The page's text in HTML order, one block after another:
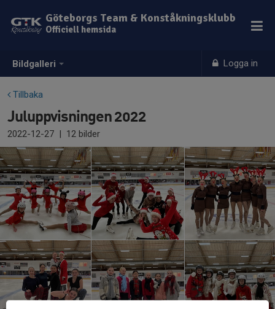
Bildgalleri Logga in
Göteborgs Team & Konståkningsklubb
Officiell hemsida
Tillbaka
Juluppvisningen 2022
2022-12-27 | 12 bilder